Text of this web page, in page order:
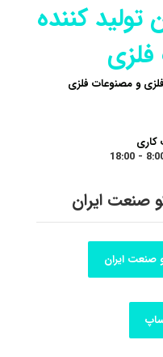
کننده
و مصنوعات فلزی
کاری
صنعت ایران
صنعت ایران